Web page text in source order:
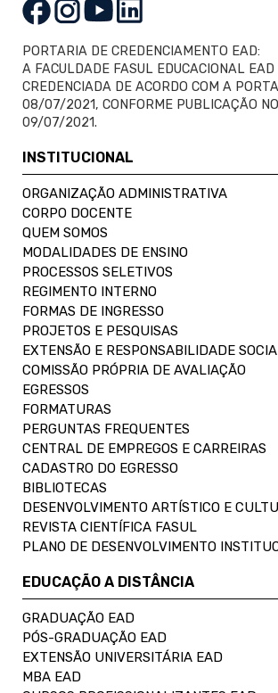
PORTARIA DE CREDENCIAMENTO EAD:
A FACULDADE FASUL EDUCACIONAL EAD
CREDENCIADA DE ACORDO COM A
08/07/2021, CONFORME PUBLICAÇÃO NO
09/07/2021.
INSTITUCIONAL
ORGANIZAÇÃO ADMINISTRATIVA
CORPO DOCENTE
QUEM SOMOS
MODALIDADES DE ENSINO
PROCESSOS SELETIVOS
REGIMENTO INTERNO
FORMAS DE INGRESSO
PROJETOS E PESQUISAS
EXTENSÃO E RESPONSABILIDADE
COMISSÃO PRÓPRIA DE AVALIAÇÃO
EGRESSOS
FORMATURAS
PERGUNTAS FREQUENTES
CENTRAL DE EMPREGOS E CARREIRAS
CADASTRO DO EGRESSO
BIBLIOTECAS
DESENVOLVIMENTO ARTÍSTICO E
REVISTA CIENTÍFICA FASUL
PLANO DE DESENVOLVIMENTO
EDUCAÇÃO A DISTÂNCIA
GRADUAÇÃO EAD
PÓS-GRADUAÇÃO EAD
EXTENSÃO UNIVERSITÁRIA EAD
MBA EAD